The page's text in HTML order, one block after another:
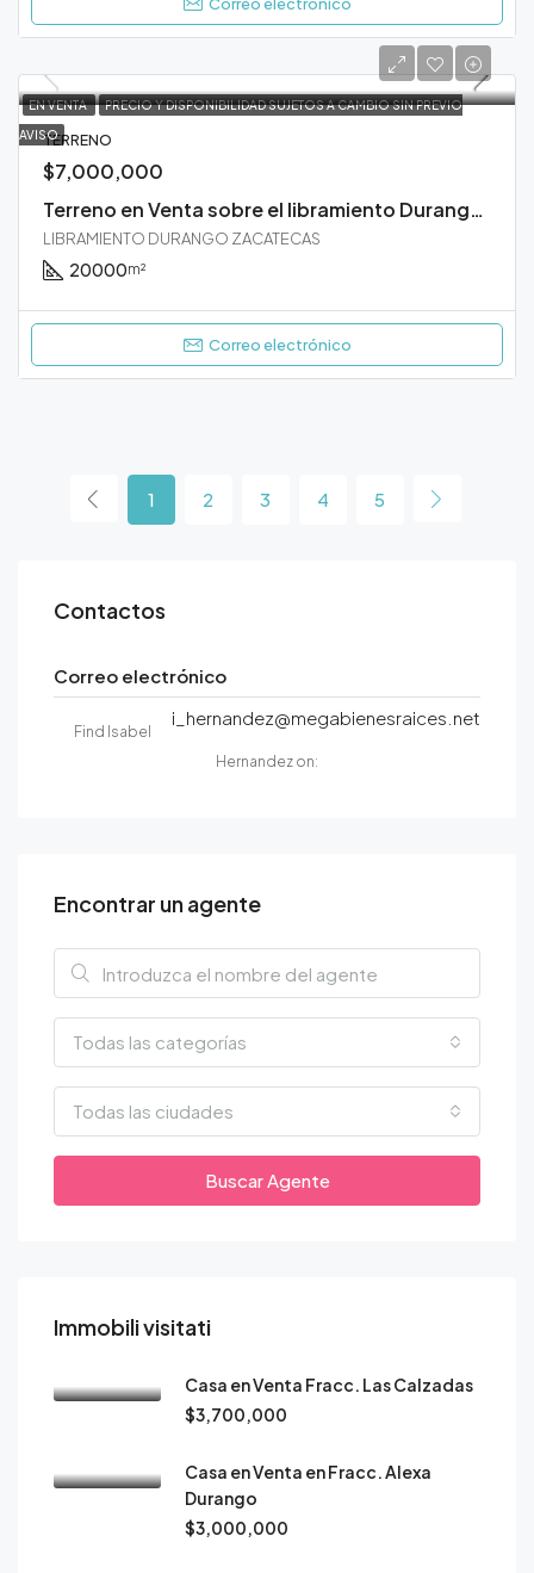
EN VENTA PRECIO Y DISPONIBILIDAD SUJETOS A CAMBIO SIN PREVIO
AVISOTERRENO
$7,000,000
Terreno en Venta sobre el libramiento Durango Zacatecas
LIBRAMIENTO DURANGO ZACATECAS
20000m²
Correo electrónico
1 2 3 4 5
Contactos
Correo electrónico
i_hernandez@megabienesraices.net
Find Isabel
Hernandez on:
Encontrar un agente
Todas las categorías
Todas las ciudades
Buscar Agente
Immobili visitati
Casa en Venta Fracc. Las Calzadas
$3,700,000
Casa en Venta en Fracc. Alexa
Durango
$3,000,000